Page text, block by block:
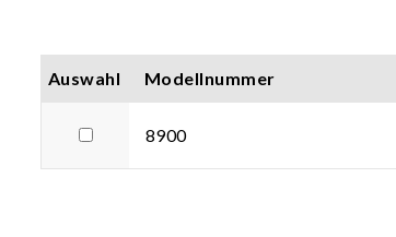
Auswahl Modellnummer
8900